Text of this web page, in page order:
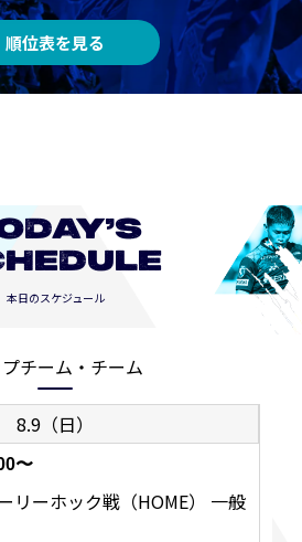
0 0 0 0
0 0 0 0 0
順位表を見る
本日のスケジュール
プチーム・チーム
8.9（日）
〜
リーホック戦（HOME） 一般